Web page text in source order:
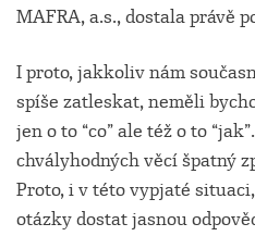
MAFRA, a.s., dostala právě
I proto, jakkoliv nám
spíše zatleskat, neměli
jen o to “co” ale též o to
chvályhodných věcí špatný
Proto, i v této vypjaté
otázky dostat jasnou